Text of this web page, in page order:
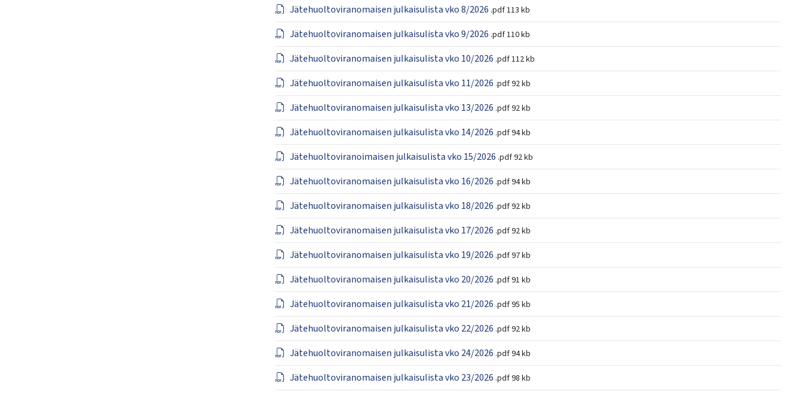
Jätehuoltoviranomaisen julkaisulista vko 8/2026 .pdf113 kb
Jätehuoltoviranomaisen julkaisulista vko 9/2026 .pdf110 kb
Jätehuoltoviranomaisen julkaisulista vko 10/2026 .pdf112 kb
Jätehuoltoviranomaisen julkaisulista vko 11/2026 .pdf92 kb
Jätehuoltoviranomaisen julkaisulista vko 13/2026 .pdf92 kb
Jätehuoltoviranomaisen julkaisulista vko 14/2026 .pdf94 kb
Jätehuoltoviranoimaisen julkaisulista vko 15/2026 .pdf92 kb
Jätehuoltoviranomaisen julkaisulista vko 16/2026 .pdf94 kb
Jätehuoltoviranomaisen julkaisulista vko 18/2026 .pdf92 kb
Jätehuoltoviranomaisen julkaisulista vko 17/2026 .pdf92 kb
Jätehuoltoviranomaisen julkaisulista vko 19/2026 .pdf97 kb
Jätehuoltoviranomaisen julkaisulista vko 20/2026 .pdf91 kb
Jätehuoltoviranomaisen julkaisulista vko 21/2026 .pdf95 kb
Jätehuoltoviranomaisen julkaisulista vko 22/2026 .pdf92 kb
Jätehuoltoviranomaisen julkaisulista vko 24/2026 .pdf94 kb
Jätehuoltoviranomaisen julkaisulista vko 23/2026 .pdf98 kb